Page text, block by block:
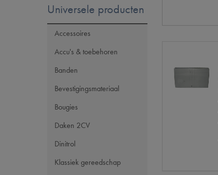
Universele producten
Accessoires
Accu's & toebehoren
Banden
Bevestigingsmateriaal
Bougies
Daken 2CV
Dinitrol
Klassiek gereedschap